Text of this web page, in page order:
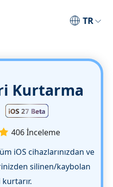
TR
Kurtarma
406 İnceleme
iOS cihazlarınızdan ve
silinen/kaybolan